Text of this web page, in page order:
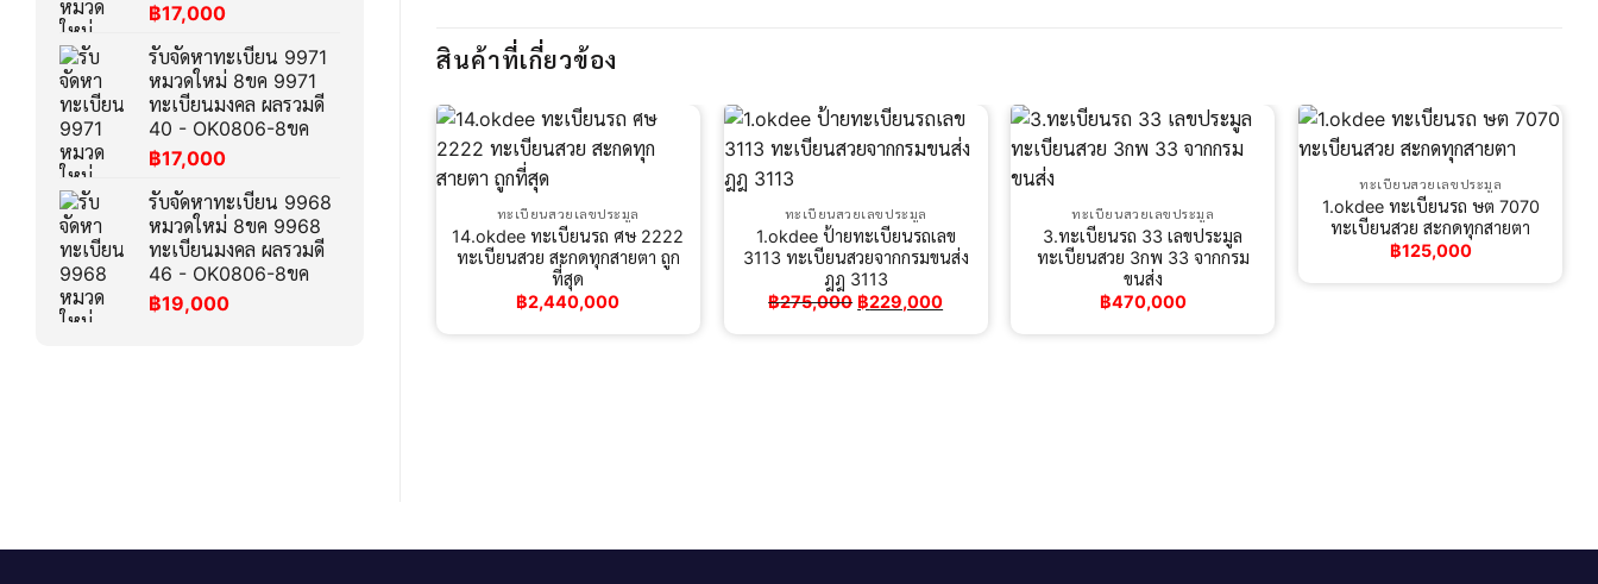
฿17,000
รับจัดหาทะเบียน 9971
หมวดใหม่ 8ขค 9971
ทะเบียนมงคล ผลรวมดี
40 - OK0806-8ขค
฿17,000
รับจัดหาทะเบียน 9968
หมวดใหม่ 8ขค 9968
ทะเบียนมงคล ผลรวมดี
46 - OK0806-8ขค
฿19,000
สินค้าที่เกี่ยวข้อง
ทะเบียนสวยเลขประมูล
14.okdee ทะเบียนรถ ศษ 2222
ทะเบียนสวย สะกดทุกสายตา ถูก
ที่สุด
฿2,440,000
ทะเบียนสวยเลขประมูล
1.okdee ป้ายทะเบียนรถเลข
3113 ทะเบียนสวยจากกรมขนส่ง
ฎฎ 3113
฿275,000 Original
price
฿229,000Current
price
ทะเบียนสวยเลขประมูล
3.ทะเบียนรถ 33 เลขประมูล
ทะเบียนสวย 3กพ 33 จากกรม
ขนส่ง
฿470,000
ทะเบียนสวยเลขประมูล
1.okdee ทะเบียนรถ ษต 7070
ทะเบียนสวย สะกดทุกสายตา
฿125,000